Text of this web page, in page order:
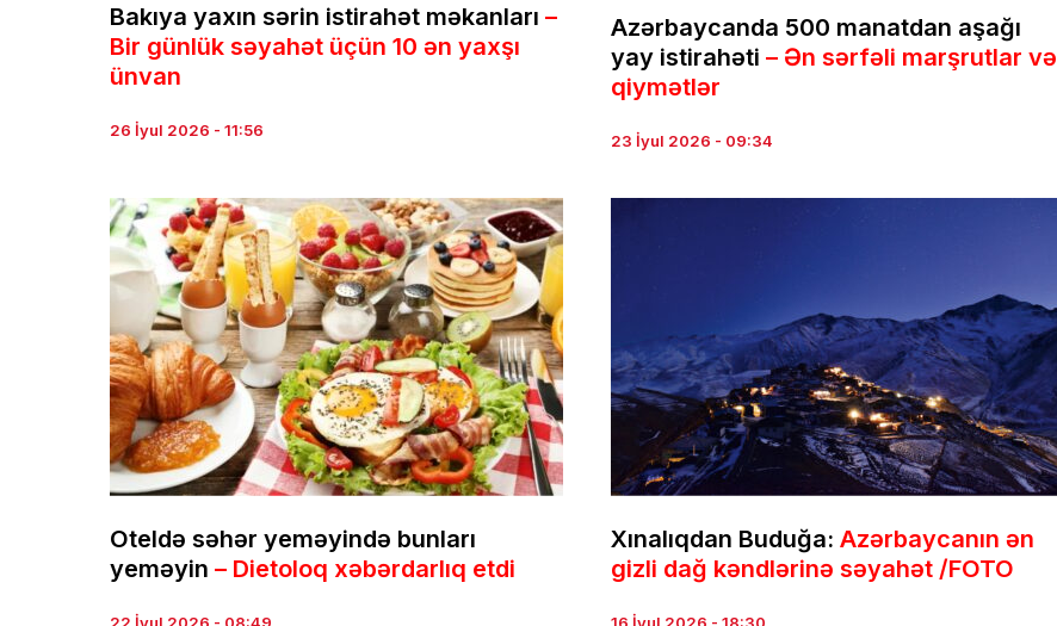
Bakıya yaxın sərin istirahət məkanları –
Bir günlük səyahət üçün 10 ən yaxşı
ünvan
26 İyul 2026 - 11:56
Azərbaycanda 500 manatdan aşağı
yay istirahəti – Ən sərfəli marşrutlar və
qiymətlər
23 İyul 2026 - 09:34
Oteldə səhər yeməyində bunları
yeməyin – Dietoloq xəbərdarlıq etdi
Xınalıqdan Buduğa: Azərbaycanın ən
gizli dağ kəndlərinə səyahət /FOTO